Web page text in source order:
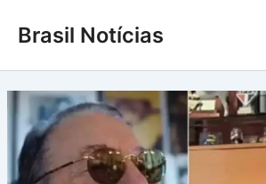
para
conteúdo
Brasil Notícias